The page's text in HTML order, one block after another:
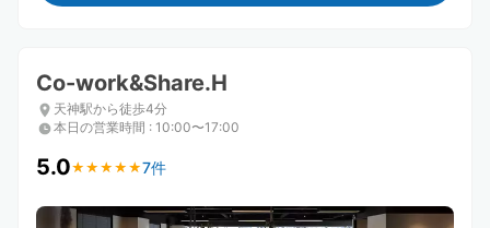
Co-work&Share.H
天神駅から徒歩4分
本日の営業時間 : 10:00〜17:00
5.0★ ★ ★ ★ ★
★ ★ ★ ★ ★7件